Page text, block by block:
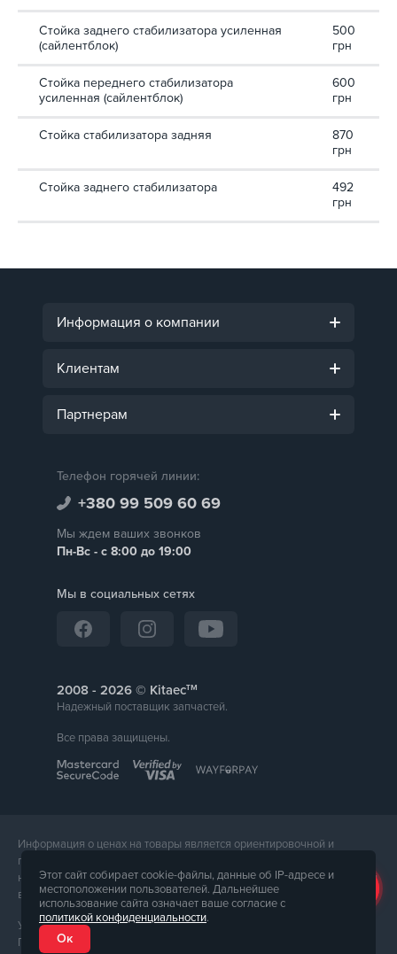
Стойка заднего стабилизатора усиленная
(сайлентблок)
500
грн
Стойка переднего стабилизатора
усиленная (сайлентблок)
600
грн
Стойка стабилизатора задняя
870
грн
Стойка заднего стабилизатора
492
грн
Информация о компании
Клиентам
Партнерам
Телефон горячей линии:
+380 99 509 60 69
Мы ждем ваших звонков
Пн-Вс - с 8:00 до 19:00
Мы в социальных сетях
2008 - © Kitaecтм
Надежный поставщик запчастей.
Все права защищены.
Информация о ценах на товары является ориентировочной и
предоставляется для справки. Точная стоимость товара будет
названа менеджером магазина при подтверждении заказа. Внешний
вид и комплектация товара может отличаться от его фотографии.
Услуги предоставляет ФЛП Тюпа Петр Павлович, ИПН 2770105454.
Политика конфиденциальности доступна по
Этот сайт собирает cookie-файлы, данные об IP-адресе и
местоположении пользователей. Дальнейшее
использование сайта означает ваше согласие с
политикой конфиденциальности.
Ок